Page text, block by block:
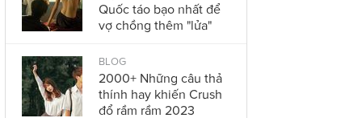
Quốc táo bạo nhất để
vợ chồng thêm "lửa"
BLOG
2000+ Những câu thả
thính hay khiến Crush
đổ rầm rầm 2023